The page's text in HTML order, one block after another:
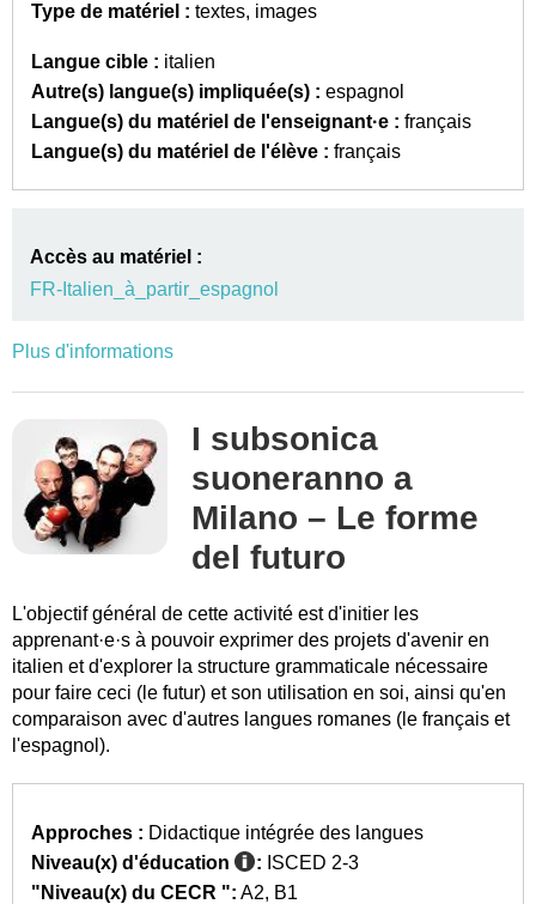
Type de matériel : textes images
Langue cible : italien
Autre(s) langue(s) impliquée(s) : espagnol
Langue(s) du matériel de l'enseignant·e : français
Langue(s) du matériel de l'élève : français
Accès au matériel :
FR-Italien_à_partir_espagnol
Plus d'informations
I subsonica
suoneranno a
Milano – Le forme
del futuro
L'objectif général de cette activité est d'initier les
apprenant·e·s à pouvoir exprimer des projets d'avenir en
italien et d'explorer la structure grammaticale nécessaire
pour faire ceci (le futur) et son utilisation en soi, ainsi qu'en
comparaison avec d'autres langues romanes (le français et
l'espagnol).
Approches : Didactique intégrée des langues
Niveau(x) d'éducation
: ISCED 2-3
"Niveau(x) du CECR ": A2
B1